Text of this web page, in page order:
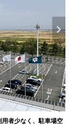
者少なく、駐車場空